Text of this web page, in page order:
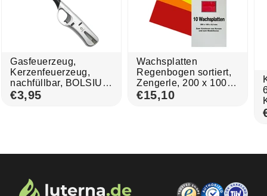
Gasfeuerzeug,
Kerzenfeuerzeug,
nachfüllbar, BOLSIUS,
mit regulierbarer
Flamme
€3,95
Wachsplatten
Regenbogen sortiert,
Zengerle, 200 x 100 x
0,5 mm, 10 St.
€15,10